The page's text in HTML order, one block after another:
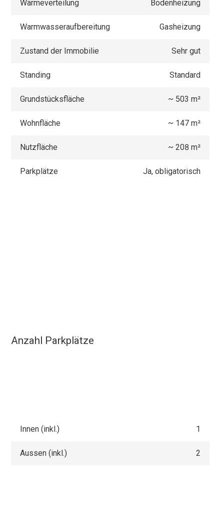
Wärmeverteilung Bodenheizung
Warmwasseraufbereitung Gasheizung
Zustand der Immobilie Sehr gut
Standing Standard
Grundstücksfläche ~ 503 m²
Wohnfläche ~ 147 m²
Nutzfläche ~ 208 m²
Parkplätze Ja, obligatorisch
Anzahl Parkplätze
Innen (inkl.) 1
Aussen (inkl.) 2